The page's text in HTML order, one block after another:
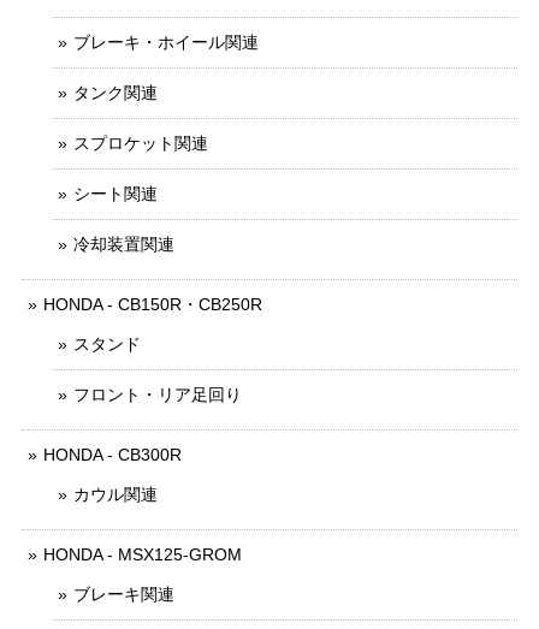
ブレーキ・ホイール関連
タンク関連
スプロケット関連
シート関連
冷却装置関連
HONDA - CB150R・CB250R
スタンド
フロント・リア足回り
HONDA - CB300R
カウル関連
HONDA - MSX125-GROM
ブレーキ関連